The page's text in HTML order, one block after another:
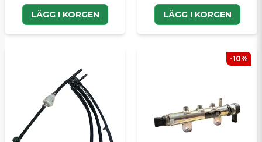
LÄGG I KORGEN LÄGG I KORGEN
-10%